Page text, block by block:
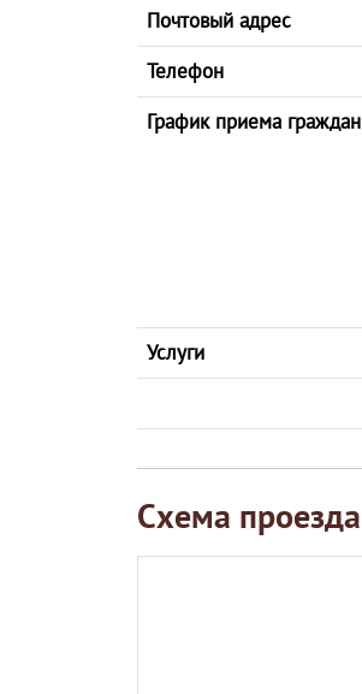
Почтовый адрес
Телефон
График приема граждан
Услуги
Схема проезда